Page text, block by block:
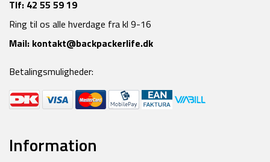
Tlf: 42 55 59 19
Ring til os alle hverdage fra kl 9-16
Mail: kontakt@backpackerlife.dk
Betalingsmuligheder:
Information